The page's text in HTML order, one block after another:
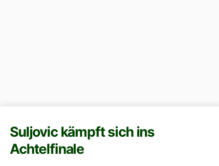
Suljovic kämpft sich ins
Achtelfinale